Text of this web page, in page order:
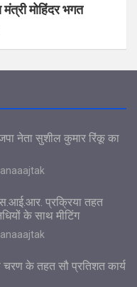
मोहिंदर भगत
नेता सुशील कुमार रिंकू का
प्रक्रिया तहत
के साथ मीटिंग
के तहत सौ प्रतिशत कार्य